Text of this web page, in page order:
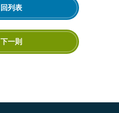
回列表
下一則